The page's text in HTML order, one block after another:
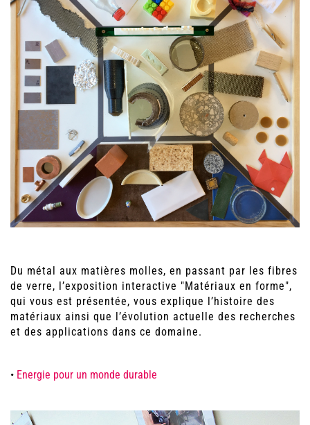
Du métal aux matières molles, en passant par les fibres
de verre, l’exposition interactive "Matériaux en forme",
qui vous est présentée, vous explique l’histoire des
matériaux ainsi que l’évolution actuelle des recherches
et des applications dans ce domaine.
• Energie pour un monde durable